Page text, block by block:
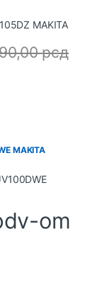
рсд
MAKITA
om